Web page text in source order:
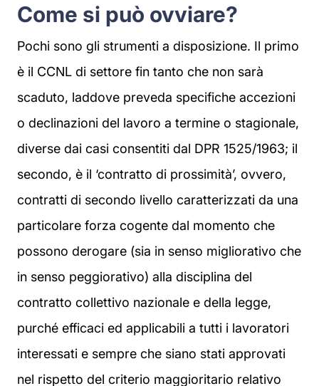
Come si può ovviare?
Pochi sono gli strumenti a disposizione. Il primo
è il CCNL di settore fin tanto che non sarà
scaduto, laddove preveda specifiche accezioni
o declinazioni del lavoro a termine o stagionale,
diverse dai casi consentiti dal DPR 1525/1963; il
secondo, è il ‘contratto di prossimità’, ovvero,
contratti di secondo livello caratterizzati da una
particolare forza cogente dal momento che
possono derogare (sia in senso migliorativo che
in senso peggiorativo) alla disciplina del
contratto collettivo nazionale e della legge,
purché efficaci ed applicabili a tutti i lavoratori
interessati e sempre che siano stati approvati
nel rispetto del criterio maggioritario relativo